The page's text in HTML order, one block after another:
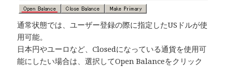
通常状態では、ユーザー登録の際に指定したUSドルが使
用可能。
日本円やユーロなど、Closedになっている通貨を使用可
能にしたい場合は、選択してOpen Balanceをクリック